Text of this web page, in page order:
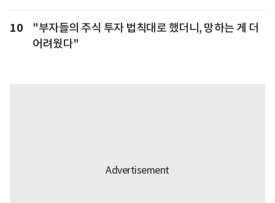
10
"부자들의 주식 투자 법칙대로 했더니, 망하는 게 더
어려웠다"